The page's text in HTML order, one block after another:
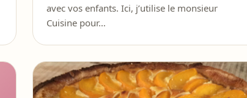
avec vos enfants. Ici, j’utilise le monsieur
Cuisine pour…